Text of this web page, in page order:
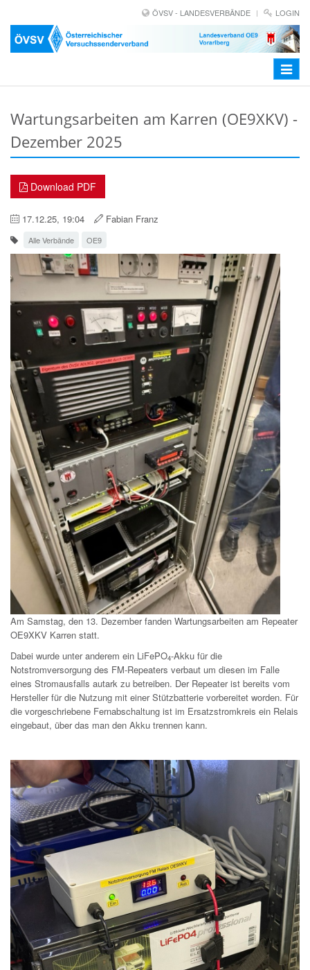
ÖVSV - LANDESVERBÄNDE LOGIN
Toggle
Wartungsarbeiten am Karren (OE9XKV) -
Dezember 2025
Download PDF
17.12.25, 19:04 Fabian Franz
Alle Verbände OE9
Am Samstag, den 13. Dezember fanden Wartungsarbeiten am Repeater
OE9XKV Karren statt.
Dabei wurde unter anderem ein LiFePO4-Akku für die
Notstromversorgung des FM-Repeaters verbaut um diesen im Falle
eines Stromausfalls autark zu betreiben. Der Repeater ist bereits vom
Hersteller für die Nutzung mit einer Stützbatterie vorbereitet worden. Für
die vorgeschriebene Fernabschaltung ist im Ersatzstromkreis ein Relais
eingebaut, über das man den Akku trennen kann.